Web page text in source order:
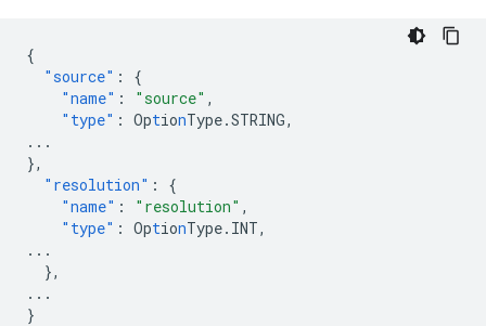
{
"source" :
{
"name" : "source" ,
"type" : OptionType.STRING,
...
},
"resolution" :
{
"name" : "resolution" ,
"type" : OptionType.INT,
...
},
...
}